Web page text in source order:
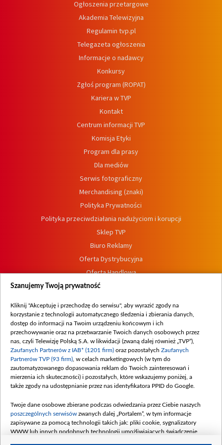
Ogłoszenia przetargowe
Akademia Telewizyjna
Regulamin tvp.pl
Telegazeta ogłoszenia
Informacje o nadawcy
Konkursy
Zgłoś program (ROPAT)
Kariera w TVP
Kontakt
Centrum informacji TVP
Komisja Etyki
Program dla prasy
Dla mediów
Serwis fotograficzny
Merchandising (znaki)
Polityka Prywatności
Polityka przeciwdziałania nadużyciom i korupcji
Sklep TVP
Biuro Reklamy
Oferta Dystrybucyjna
Oferta Handlowa
Dostępność
Procedura zgłoszeń wewnętrznych
Szanujemy Twoją prywatność
Kliknij "Akceptuję i przechodzę do serwisu", aby wyrazić zgody na
korzystanie z technologii automatycznego śledzenia i zbierania danych,
dostęp do informacji na Twoim urządzeniu końcowym i ich
przechowywanie oraz na przetwarzanie Twoich danych osobowych przez
nas, czyli Telewizję Polską S.A. w likwidacji (zwaną dalej również „TVP”),
Zaufanych Partnerów z IAB* (1201 firm) oraz pozostałych Zaufanych
Partnerów TVP (93 firm) , w celach marketingowych (w tym do
zautomatyzowanego dopasowania reklam do Twoich zainteresowań i
mierzenia ich skuteczności) i pozostałych, które wskazujemy poniżej, a
także zgody na udostępnianie przez nas identyfikatora PPID do Google.
Twoje dane osobowe zbierane podczas odwiedzania przez Ciebie naszych
poszczególnych serwisów zwanych dalej „Portalem”, w tym informacje
zapisywane za pomocą technologii takich jak: pliki cookie, sygnalizatory
WWW lub innych podobnych technologii umożliwiających świadczenie